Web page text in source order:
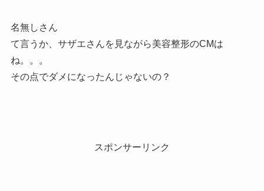
名無しさん
て言うか、サザエさんを見ながら美容整形のCMは
ね。。。
その点でダメになったんじゃないの？
スポンサーリンク